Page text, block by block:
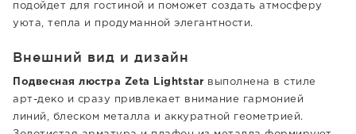
подойдет для гостиной и поможет создать атмосферу
уюта, тепла и продуманной элегантности.
Внешний вид и дизайн
Подвесная люстра Zeta Lightstar выполнена в стиле
арт-деко и сразу привлекает внимание гармонией
линий, блеском металла и аккуратной геометрией.